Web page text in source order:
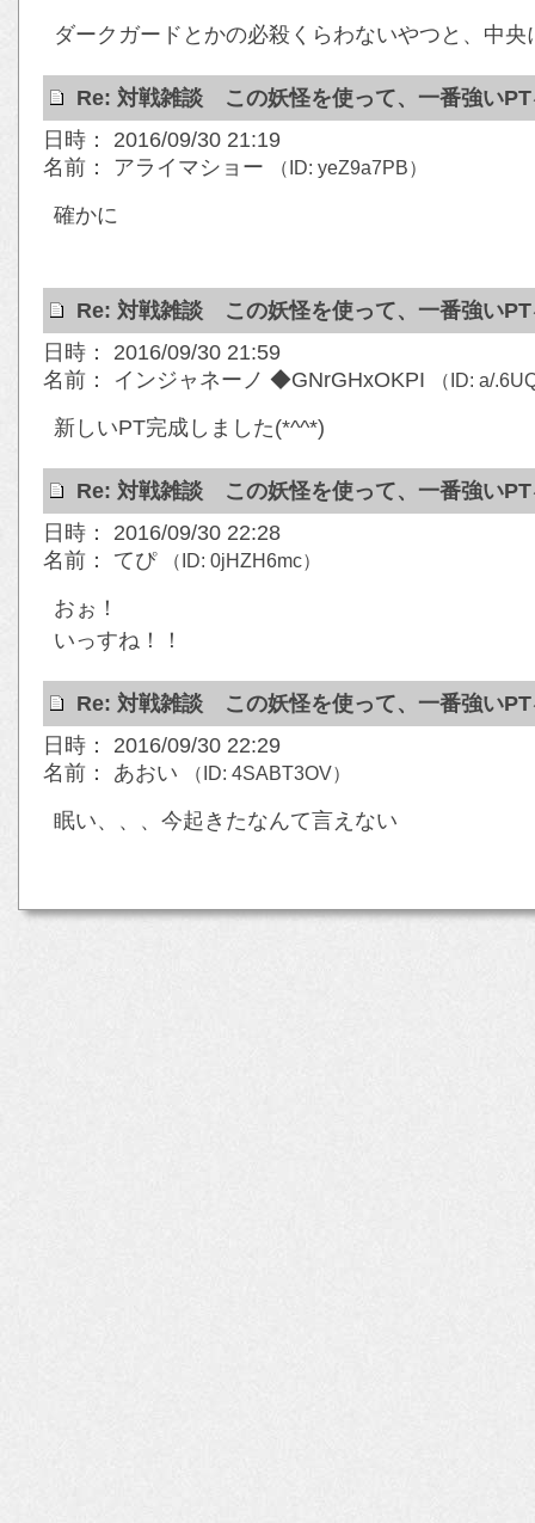
ダークガードとかの必殺くらわないやつと、中
Re: 対戦雑談 この妖怪を使って、一番強い
日時： 2016/09/30 21:19
名前： アライマショー
（ID: yeZ9a7PB）
確かに
Re: 対戦雑談 この妖怪を使って、一番強い
日時： 2016/09/30 21:59
名前： インジャネーノ ◆GNrGHxOKPI
（ID: a/
新しいPT完成しました(*^^*)
Re: 対戦雑談 この妖怪を使って、一番強い
日時： 2016/09/30 22:28
名前： てぴ
（ID: 0jHZH6mc）
おぉ！
いっすね！！
Re: 対戦雑談 この妖怪を使って、一番強い
日時： 2016/09/30 22:29
名前： あおい
（ID: 4SABT3OV）
眠い、、、今起きたなんて言えない